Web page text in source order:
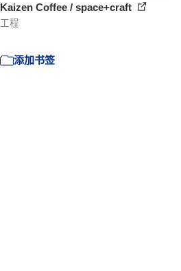
Kaizen Coffee / space+craft
工程
添加书签